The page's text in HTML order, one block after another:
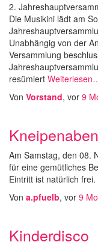
2.
Die Musikini lädt am
Unabhängig von der
Versammlung
resümiert
Von Vorstand, vor 9
Am Samstag, den 08.
für eine gemütliches
Eintritt ist natürlich
Von a.pfuelb, vor 9
Kinderdisco